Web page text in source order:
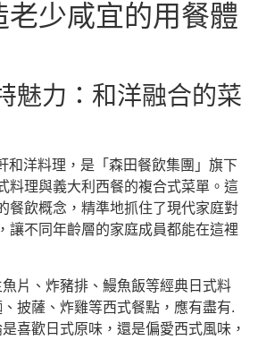
老少咸宜的用餐體
魅力：和洋融合的菜
和洋料理，是「森田餐飲集團」旗下
料理與義大利西餐的複合式菜單。這
餐飲概念，精準地抓住了現代家庭對
讓不同年齡層的家庭成員都能在這裡
片、炸豬排、鰻魚飯等經典日式料
披薩、炸雞等西式餐點，應有盡有.
是喜歡日式原味，還是偏愛西式風味，